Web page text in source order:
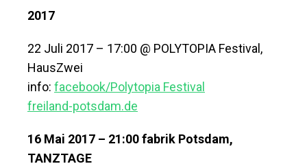
2017
22 Juli 2017 – 17:00 @ POLYTOPIA Festival,
HausZwei
info: facebook/Polytopia Festival
freiland-potsdam.de
16 Mai 2017 – 21:00 fabrik Potsdam,
TANZTAGE